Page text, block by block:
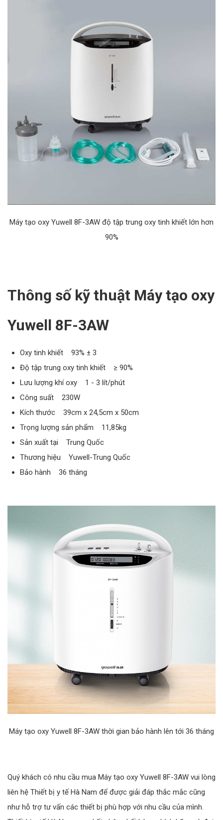
Máy tạo oxy Yuwell 8F-3AW độ tập trung oxy tinh khiết lớn hơn
90%
Thông số kỹ thuật Máy tạo oxy
Yuwell 8F-3AW
Oxy tinh khiết 93% ± 3
Độ tập trung oxy tinh khiết ≥ 90%
Lưu lượng khí oxy 1 - 3 lít/phút
Công suất 230W
Kích thước 39cm x 24,5cm x 50cm
Trọng lượng sản phẩm 11,85kg
Sản xuất tại Trung Quốc
Thương hiệu Yuwell-Trung Quốc
Bảo hành 36 tháng
Máy tạo oxy Yuwell 8F-3AW thời gian bảo hành lên tới 36 tháng
Quý khách có nhu cầu mua Máy tạo oxy Yuwell 8F-3AW vui lòng
liên hệ Thiết bị y tế Hà Nam để được giải đáp thắc mắc cũng
như hỗ trợ tư vấn các thiết bị phù hợp với nhu cầu của mình.